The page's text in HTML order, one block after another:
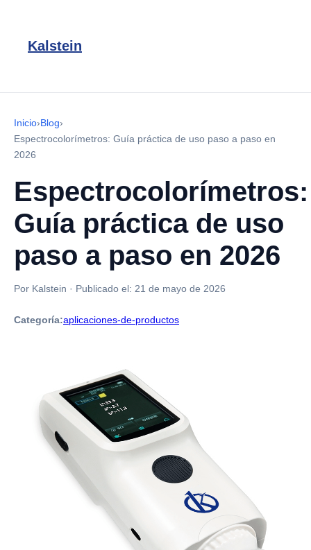
Kalstein
Inicio›Blog›
Espectrocolorímetros: Guía práctica de uso paso a paso en
2026
Espectrocolorímetros:
Guía práctica de uso
paso a paso en 2026
Por Kalstein · Publicado el: 21 de mayo de 2026
Categoría:aplicaciones-de-productos